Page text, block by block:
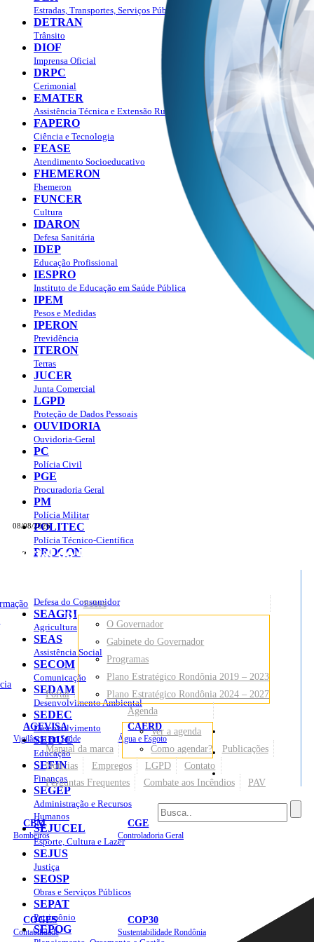
08/08/2026
Portal do Governo do
Rondônia
AGEVISA
Vigilância em Saúde
CAERD
Água e Esgoto
CBM
Bombeiros
CGE
Controladoria Geral
COGES
Contabilidade
COP30
Sustentabilidade Rondônia
Sites
Portal
Sobre
O Governador
Gabinete do Governador
Programas
Plano Estratégico Rondônia 2019 – 2023
Plano Estratégico Rondônia 2024 – 2027
Manual da marca
Agenda
Ver a agenda
Como agendar?
Publicações
Notícias
Empregos LGPD
Contato
Perguntas Frequentes
Combate aos Incêndios PAV
Estradas, Transportes, Serviços Públicos
DETRAN
Trânsito
DIOF
Imprensa Oficial
DRPC
Cerimonial
EMATER
Assistência Técnica e Extensão Rural
FAPERO
Ciência e Tecnologia
FEASE
Atendimento Socioeducativo
FHEMERON
Fhemeron
FUNCER
Cultura
IDARON
Defesa Sanitária
IDEP
Educação Profissional
IESPRO
Instituto de Educação em Saúde Pública
IPEM
Pesos e Medidas
IPERON
Previdência
ITERON
Terras
JUCER
Junta Comercial
LGPD
Proteção de Dados Pessoais
OUVIDORIA
Ouvidoria-Geral
PC
Polícia Civil
PGE
Procuradoria Geral
PM
Polícia Militar
POLITEC
Polícia Técnico-Científica
PROCON
Defesa do Consumidor
SEAGRI
Agricultura
SEAS
Assistência Social
SECOM
Comunicação
SEDAM
Desenvolvimento Ambiental
SEDEC
Desenvolvimento
SEDUC
Educação
SEFIN
Finanças
SEGEP
Administração e Recursos
Humanos
SEJUCEL
Esporte, Cultura e Lazer
SEJUS
Justiça
SEOSP
Obras e Serviços Públicos
SEPAT
Patrimônio
SEPOG